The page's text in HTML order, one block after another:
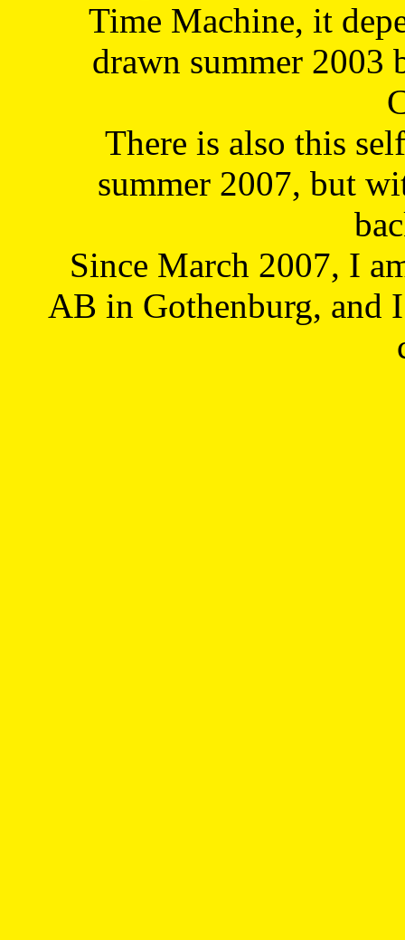
Time Machine, it
drawn summer 2003
There is also this
summer 2007, but
Since March 2007, I
AB in Gothenburg, and